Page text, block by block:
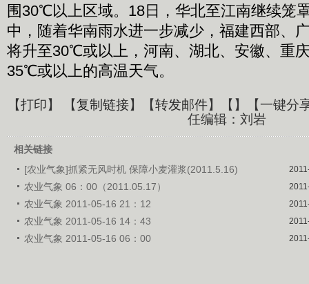
围30℃以上区域。18日，华北至江南继续笼
中，随着华南雨水进一步减少，福建西部、
将升至30℃或以上，河南、湖北、安徽、重
35℃或以上的高温天气。
【打印】 【复制链接】【转发邮件】【 】
【一键分
任编辑：刘岩
相关链接
[农业气象]抓紧无风时机 保障小麦灌浆(2011.5.16)
农业气象 06：00（2011.05.17）
农业气象 2011-05-16 21：12
农业气象 2011-05-16 14：43
农业气象 2011-05-16 06：00